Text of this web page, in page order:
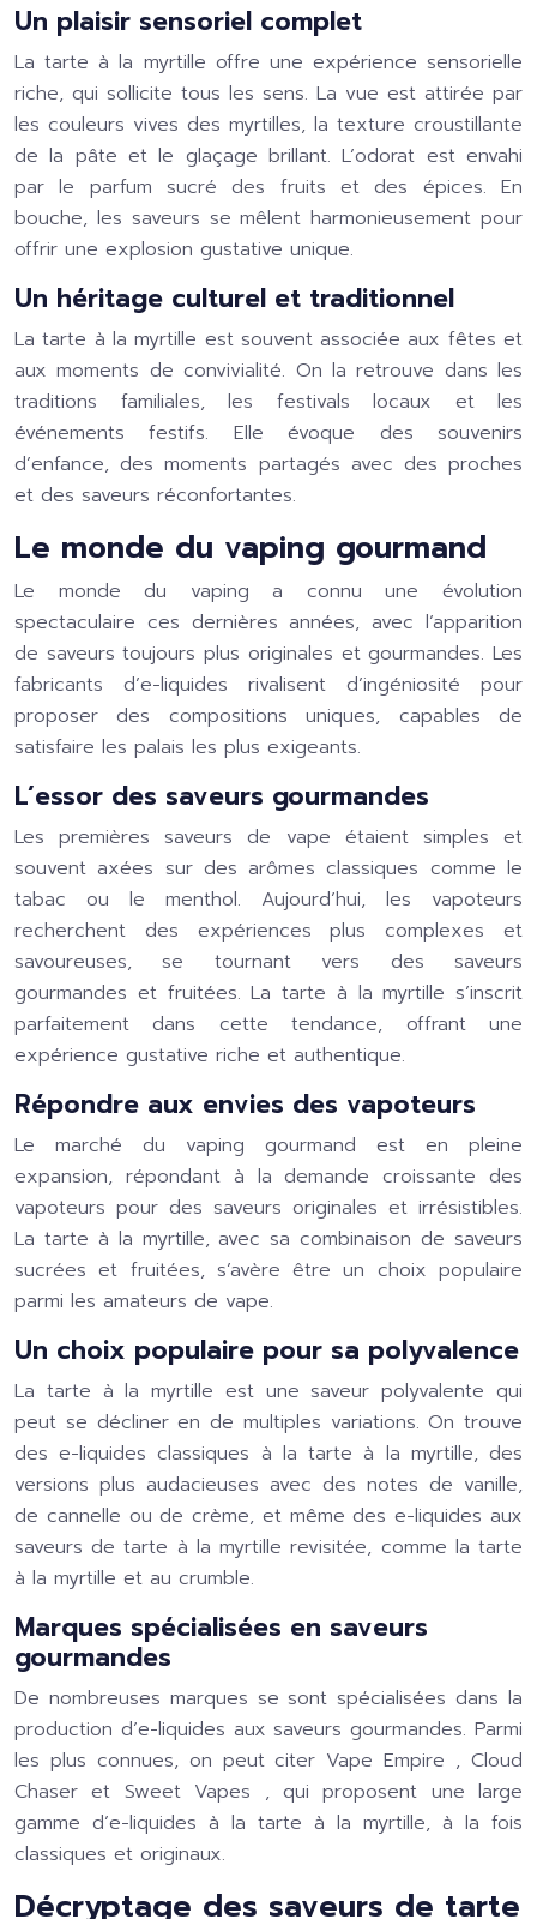
Un plaisir sensoriel complet
La tarte à la myrtille offre une expérience sensorielle
riche, qui sollicite tous les sens. La vue est attirée par
les couleurs vives des myrtilles, la texture croustillante
de la pâte et le glaçage brillant. L’odorat est envahi
par le parfum sucré des fruits et des épices. En
bouche, les saveurs se mêlent harmonieusement pour
offrir une explosion gustative unique.
Un héritage culturel et traditionnel
La tarte à la myrtille est souvent associée aux fêtes et
aux moments de convivialité. On la retrouve dans les
traditions familiales, les festivals locaux et les
événements festifs. Elle évoque des souvenirs
d’enfance, des moments partagés avec des proches
et des saveurs réconfortantes.
Le monde du vaping gourmand
Le monde du vaping a connu une évolution
spectaculaire ces dernières années, avec l’apparition
de saveurs toujours plus originales et gourmandes. Les
fabricants d’e-liquides rivalisent d’ingéniosité pour
proposer des compositions uniques, capables de
satisfaire les palais les plus exigeants.
L’essor des saveurs gourmandes
Les premières saveurs de vape étaient simples et
souvent axées sur des arômes classiques comme le
tabac ou le menthol. Aujourd’hui, les vapoteurs
recherchent des expériences plus complexes et
savoureuses, se tournant vers des saveurs
gourmandes et fruitées. La tarte à la myrtille s’inscrit
parfaitement dans cette tendance, offrant une
expérience gustative riche et authentique.
Répondre aux envies des vapoteurs
Le marché du vaping gourmand est en pleine
expansion, répondant à la demande croissante des
vapoteurs pour des saveurs originales et irrésistibles.
La tarte à la myrtille, avec sa combinaison de saveurs
sucrées et fruitées, s’avère être un choix populaire
parmi les amateurs de vape.
Un choix populaire pour sa polyvalence
La tarte à la myrtille est une saveur polyvalente qui
peut se décliner en de multiples variations. On trouve
des e-liquides classiques à la tarte à la myrtille, des
versions plus audacieuses avec des notes de vanille,
de cannelle ou de crème, et même des e-liquides aux
saveurs de tarte à la myrtille revisitée, comme la tarte
à la myrtille et au crumble.
Marques spécialisées en saveurs
gourmandes
De nombreuses marques se sont spécialisées dans la
production d’e-liquides aux saveurs gourmandes. Parmi
les plus connues, on peut citer Vape Empire ,Cloud
Chaseret Sweet Vapes , qui proposent une large
gamme d’e-liquides à la tarte à la myrtille, à la fois
classiques et originaux.
Décryptage des saveurs de tarte